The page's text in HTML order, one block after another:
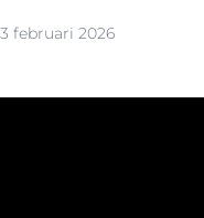
3 februari 2026